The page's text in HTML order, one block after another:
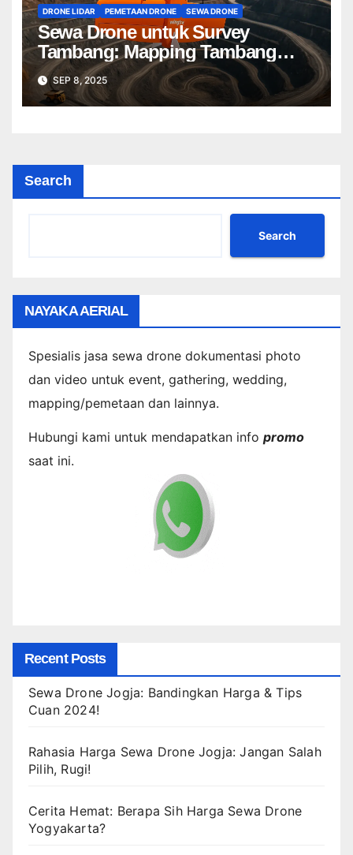
DRONE LIDAR PEMETAAN DRONE SEWA DRONE
Sewa Drone untuk Survey
Tambang: Mapping Tambang
Profesional Lebih Cepat & Akurat
SEP 8, 2025
Search
Search
NAYAKA AERIAL
Spesialis jasa sewa drone dokumentasi photo
dan video untuk event, gathering, wedding,
mapping/pemetaan dan lainnya.
Hubungi kami untuk mendapatkan info promo
saat ini.
Recent Posts
Sewa Drone Jogja: Bandingkan Harga & Tips
Cuan 2024!
Rahasia Harga Sewa Drone Jogja: Jangan Salah
Pilih, Rugi!
Cerita Hemat: Berapa Sih Harga Sewa Drone
Yogyakarta?